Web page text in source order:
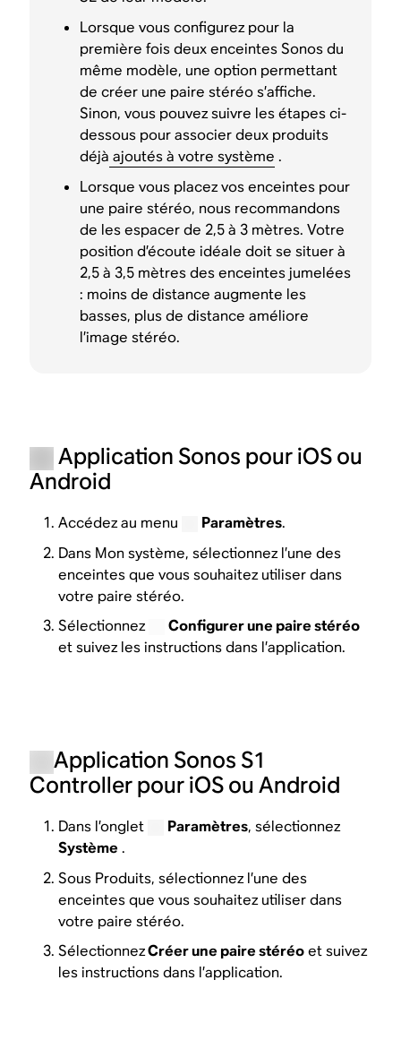
Lorsque vous configurez pour la
première fois deux enceintes Sonos du
même modèle, une option permettant
de créer une paire stéréo s’affiche.
Sinon, vous pouvez suivre les étapes ci-
dessous pour associer deux produits
déjà ajoutés à votre système .
Lorsque vous placez vos enceintes pour
une paire stéréo, nous recommandons
de les espacer de 2,5 à 3 mètres. Votre
position d’écoute idéale doit se situer à
2,5 à 3,5 mètres des enceintes jumelées
: moins de distance augmente les
basses, plus de distance améliore
l’image stéréo.
Application Sonos pour iOS ou
Android
Accédez au menu Paramètres.
Dans Mon système, sélectionnez l’une des
enceintes que vous souhaitez utiliser dans
votre paire stéréo.
Sélectionnez
Configurer une paire stéréo
et suivez les instructions dans l’application.
Application Sonos S1
Controller pour iOS ou Android
Dans l’onglet Paramètres, sélectionnez
Système .
Sous Produits, sélectionnez l’une des
enceintes que vous souhaitez utiliser dans
votre paire stéréo.
SélectionnezCréer une paire stéréoet suivez
les instructions dans l’application.